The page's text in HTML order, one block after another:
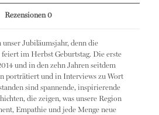
Rezensionen0
unser Jubiläumsjahr, denn die
im Herbst Geburtstag. Die erste
und in den zehn Jahren seitdem
porträtiert und in Interviews zu Wort
sind spannende, inspirierende
die zeigen, was unsere Region
Empathie und jede Menge neue